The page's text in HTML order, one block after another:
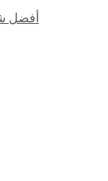
أفضل